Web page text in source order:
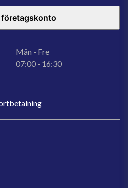
företagskonto
Mån - Fre
07:00 - 16:30